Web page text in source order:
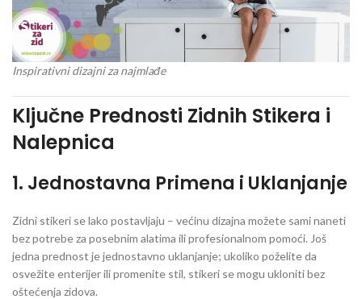
Inspirativni dizajni za najmlađe
Ključne Prednosti Zidnih Stikera i
Nalepnica
1. Jednostavna Primena i Uklanjanje
Zidni stikeri se lako postavljaju – većinu dizajna možete sami naneti
bez potrebe za posebnim alatima ili profesionalnom pomoći. Još
jedna prednost je jednostavno uklanjanje; ukoliko poželite da
osvežite enterijer ili promenite stil, stikeri se mogu ukloniti bez
oštećenja zidova.